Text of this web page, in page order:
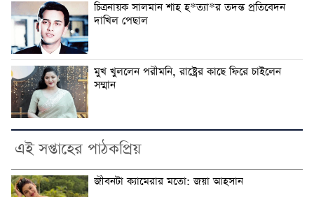
চিত্রনায়ক সালমান শাহ হ*ত্যা*র তদন্ত প্রতিবেদন
দাখিল পেছাল
মুখ খুললেন পরীমনি, রাষ্ট্রের কাছে ফিরে চাইলেন
সম্মান
এই সপ্তাহের পাঠকপ্রিয়
জীবনটা ক্যামেরার মতো: জয়া আহসান